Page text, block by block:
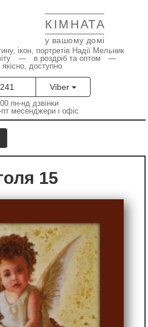
КІМНАТА
у вашому домі
ікон, портретів Надії Мельник
— в роздріб та оптом —
доступно
Viber
пн-нд дзвінки
месенджери і офіс
15